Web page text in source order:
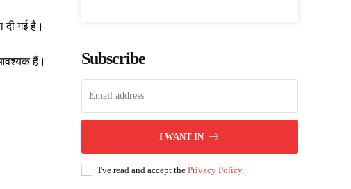
दी गई है।
हैं। Subscribe
I WANT IN
I've read and accept thePrivacy Policy.